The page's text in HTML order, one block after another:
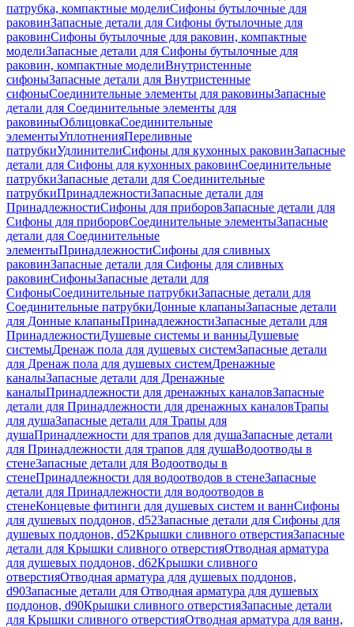
патрубка, компактные моделиСифоны бутылочные для
раковинЗапасные детали для Сифоны бутылочные для
раковинСифоны бутылочные для раковин, компактные
моделиЗапасные детали для Сифоны бутылочные для
раковин, компактные моделиВнутристенные
сифоныЗапасные детали для Внутристенные
сифоныСоединительные элементы для раковиныЗапасные
детали для Соединительные элементы для
раковиныОблицовкаСоединительные
элементыУплотненияПереливные
патрубкиУдлинителиСифоны для кухонных раковинЗапасные
детали для Сифоны для кухонных раковинСоединительные
патрубкиЗапасные детали для Соединительные
патрубкиПринадлежностиЗапасные детали для
ПринадлежностиСифоны для приборовЗапасные детали для
Сифоны для приборовСоединительные элементыЗапасные
детали для Соединительные
элементыПринадлежностиСифоны для сливных
раковинЗапасные детали для Сифоны для сливных
раковинСифоныЗапасные детали для
СифоныСоединительные патрубкиЗапасные детали для
Соединительные патрубкиДонные клапаныЗапасные детали
для Донные клапаныПринадлежностиЗапасные детали для
ПринадлежностиДушевые системы и ванныДушевые
системыДренаж пола для душевых системЗапасные детали
для Дренаж пола для душевых системДренажные
каналыЗапасные детали для Дренажные
каналыПринадлежности для дренажных каналовЗапасные
детали для Принадлежности для дренажных каналовТрапы
для душаЗапасные детали для Трапы для
душаПринадлежности для трапов для душаЗапасные детали
для Принадлежности для трапов для душаВодоотводы в
стенеЗапасные детали для Водоотводы в
стенеПринадлежности для водоотводов в стенеЗапасные
детали для Принадлежности для водоотводов в
стенеКонцевые фитинги для душевых систем и ваннСифоны
для душевых поддонов, d52Запасные детали для Сифоны для
душевых поддонов, d52Крышки сливного отверстияЗапасные
детали для Крышки сливного отверстияОтводная арматура
для душевых поддонов, d62Крышки сливного
отверстияОтводная арматура для душевых поддонов,
d90Запасные детали для Отводная арматура для душевых
поддонов, d90Крышки сливного отверстияЗапасные детали
для Крышки сливного отверстияОтводная арматура для ванн,